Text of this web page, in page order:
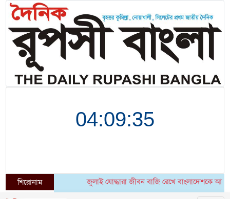
শিরোনাম জুলাই যোদ্ধারা জীবন বাজি রেখে বাংলাদেশকে